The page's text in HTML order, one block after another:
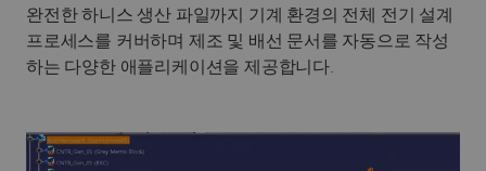
완전한 하니스 생산 파일까지 기계 환경의 전체 전기 설계
프로세스를 커버하며 제조 및 배선 문서를 자동으로 작성
하는 다양한 애플리케이션을 제공합니다.